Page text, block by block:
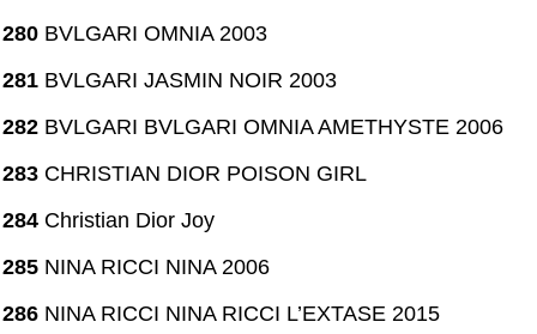
280 BVLGARI OMNIA 2003
281 BVLGARI JASMIN NOIR 2003
282 BVLGARI BVLGARI OMNIA AMETHYSTE 2006
283 CHRISTIAN DIOR POISON GIRL
284 Christian Dior Joy
285 NINA RICCI NINA 2006
286 NINA RICCI NINA RICCI L’EXTASE 2015